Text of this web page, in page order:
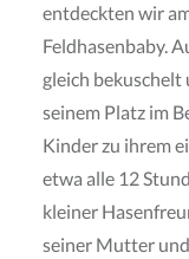
entdeckten wir
Feldhasenbaby.
gleich
seinem Platz im
Kinder zu ihrem
etwa alle 12
kleiner
seiner Mutter